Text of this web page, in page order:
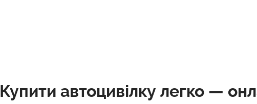
Купити автоцивілку легко —